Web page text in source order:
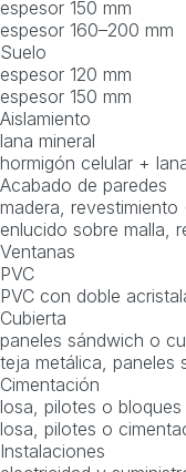
espesor 150 mm
espesor 160–200 mm
Suelo
espesor 120 mm
espesor 150 mm
Aislamiento
lana mineral
hormigón celular +
Acabado de paredes
madera,
enlucido sobre malla,
Ventanas
PVC
PVC con doble
Cubierta
paneles sándwich o
teja metálica, paneles
Cimentación
losa, pilotes o bloques
losa, pilotes o
Instalaciones